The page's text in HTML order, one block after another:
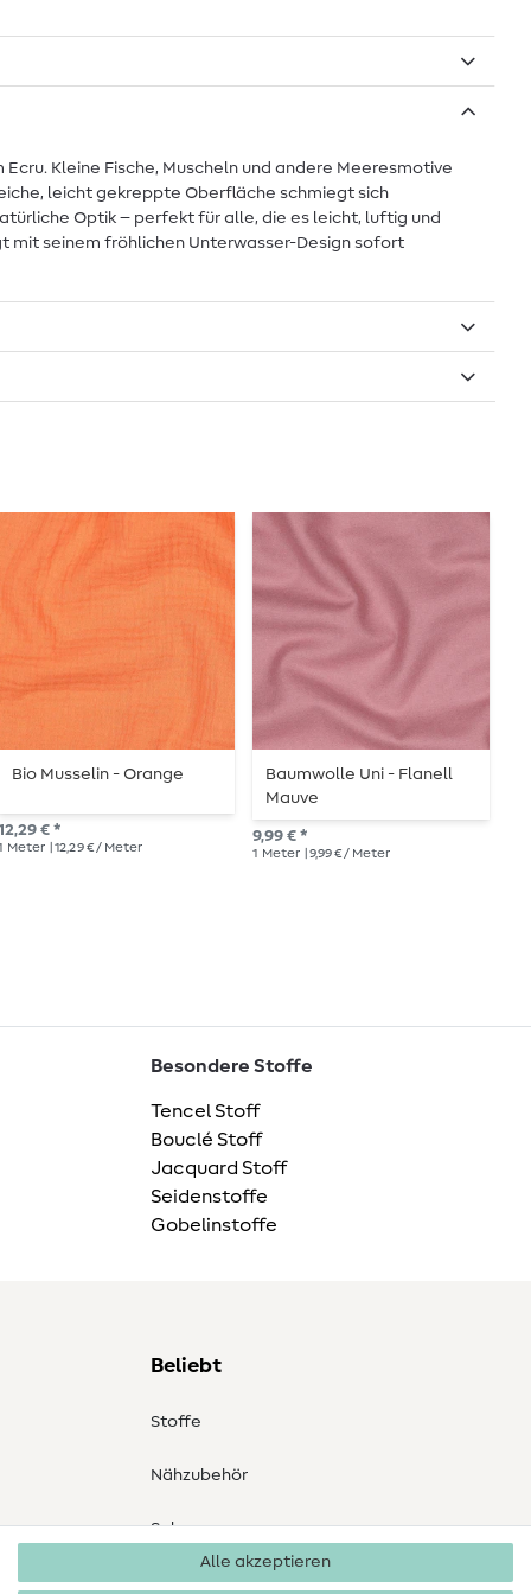
Kleine Fische, Muscheln und andere Meeresmotive
leicht gekreppte Oberfläche schmiegt sich
Optik – perfekt für alle, die es leicht, luftig und
mit seinem fröhlichen Unterwasser-Design sofort
Bio Musselin - Orange
€ *
Meter | 12,29 € / Meter
Baumwolle Uni - Flanell
Mauve
9,99 € *
1 Meter | 9,99 € / Meter
Besondere Stoffe
Tencel Stoff
Bouclé Stoff
Jacquard Stoff
Seidenstoffe
Gobelinstoffe
Beliebt
Stoffe
Nähzubehör
Sale
Schnittmuster
Alle akzeptieren